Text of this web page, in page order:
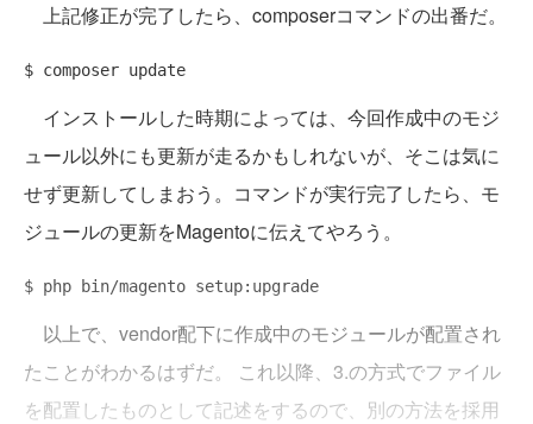
上記修正が完了したら、composerコマンドの出番だ。
インストールした時期によっては、今回作成中のモジ
ュール以外にも更新が走るかもしれないが、そこは気に
せず更新してしまおう。コマンドが実行完了したら、モ
ジュールの更新をMagentoに伝えてやろう。
以上で、vendor配下に作成中のモジュールが配置され
たことがわかるはずだ。 これ以降、3.の方式でファイル
を配置したものとして記述をするので、別の方法を採用